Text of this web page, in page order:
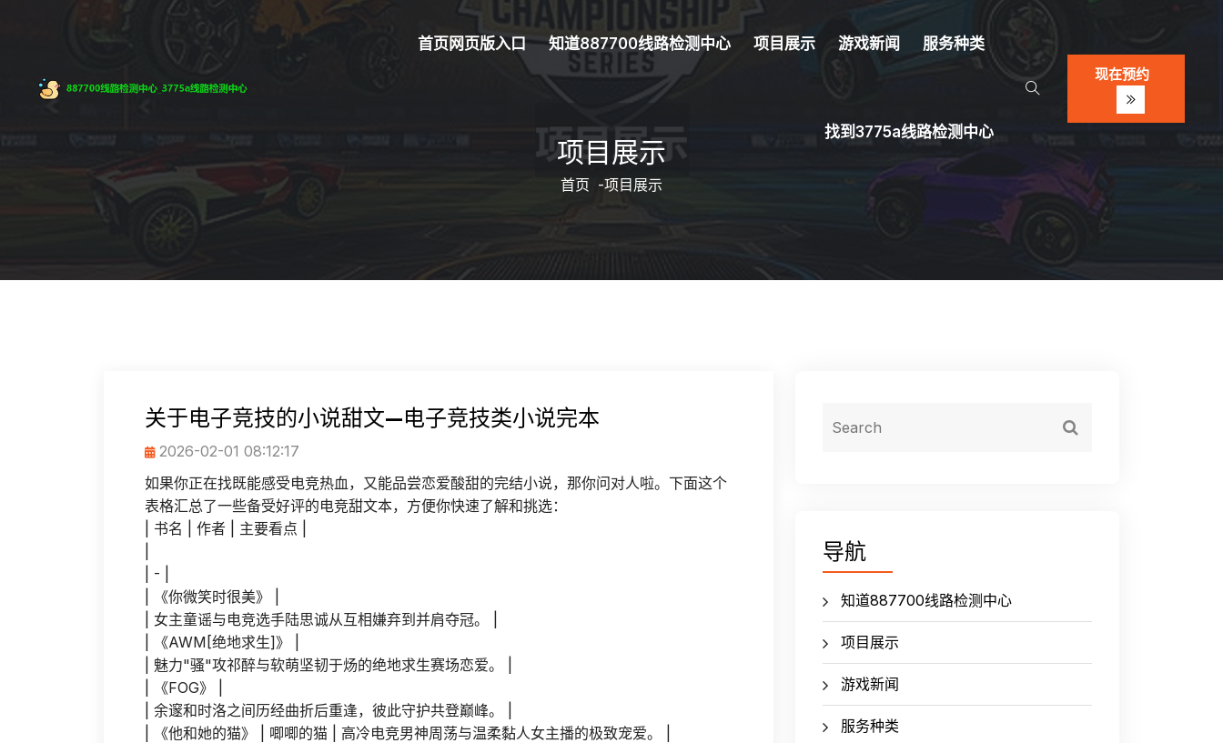
首页网页版入口 知道887700线路检测中心 项目展示 游戏新闻 服务种类
找到3775a线路检测中心
现在预约
项目展示
首页 -项目展示
关于电子竞技的小说甜文—电子竞技类小说完本
2026-02-01 08:12:17
如果你正在找既能感受电竞热血，又能品尝恋爱酸甜的完结小说，那你问对人啦。下面这个
表格汇总了一些备受好评的电竞甜文本，方便你快速了解和挑选：
| 书名 | 作者 | 主要看点 |
| - |
| 《你微笑时很美》 |
| 女主童谣与电竞选手陆思诚从互相嫌弃到并肩夺冠。 |
| 《AWM[绝地求生]》 |
| 魅力"骚"攻祁醉与软萌坚韧于炀的绝地求生赛场恋爱。 |
| 《FOG》 |
| 余邃和时洛之间历经曲折后重逢，彼此守护共登巅峰。 |
| 《他和她的猫》 | 唧唧的猫 | 高冷电竞男神周荡与温柔黏人女主播的极致宠爱。 |
导航
知道887700线路检测中心
项目展示
游戏新闻
服务种类